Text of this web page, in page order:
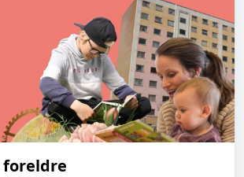
foreldre